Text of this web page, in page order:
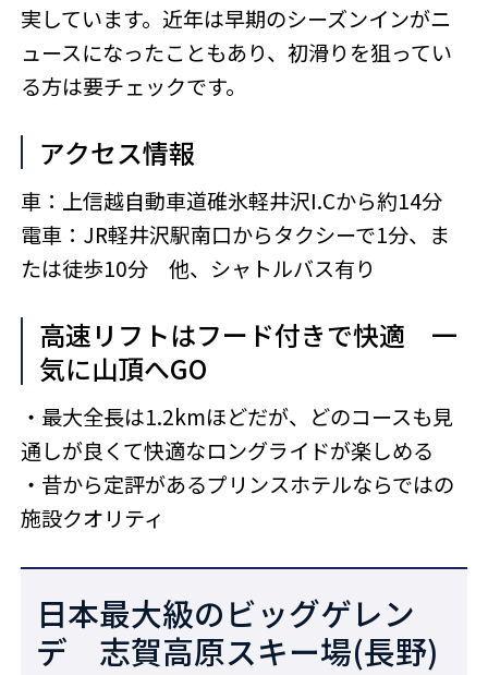
実しています。近年は早期のシーズンインがニ
ュースになったこともあり、初滑りを狙ってい
る方は要チェックです。
アクセス情報
車：上信越自動車道碓氷軽井沢I.Cから約14分
電車：JR軽井沢駅南口からタクシーで1分、ま
たは徒歩10分 他、シャトルバス有り
高速リフトはフード付きで快適 一
気に山頂へGO
・最大全長は1.2kmほどだが、どのコースも見
通しが良くて快適なロングライドが楽しめる
・昔から定評があるプリンスホテルならではの
施設クオリティ
日本最大級のビッグゲレン
デ 志賀高原スキー場(長野)